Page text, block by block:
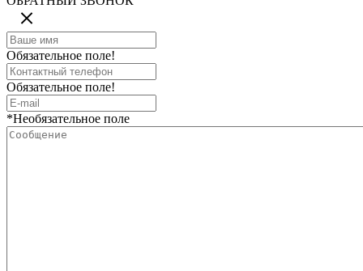
Обязательное поле!
Обязательное поле!
*Необязательное поле